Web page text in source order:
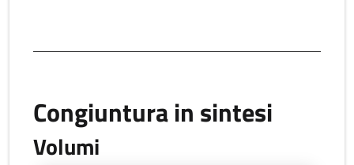
Congiuntura in sintesi
Volumi